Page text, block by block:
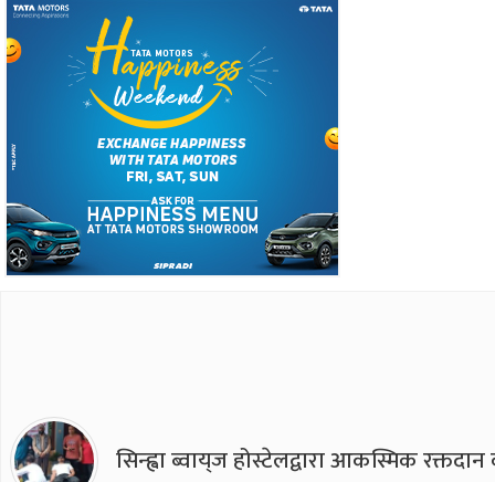
सिन्ह्वा ब्वाय्‌ज होस्टेलद्वारा आकस्मिक